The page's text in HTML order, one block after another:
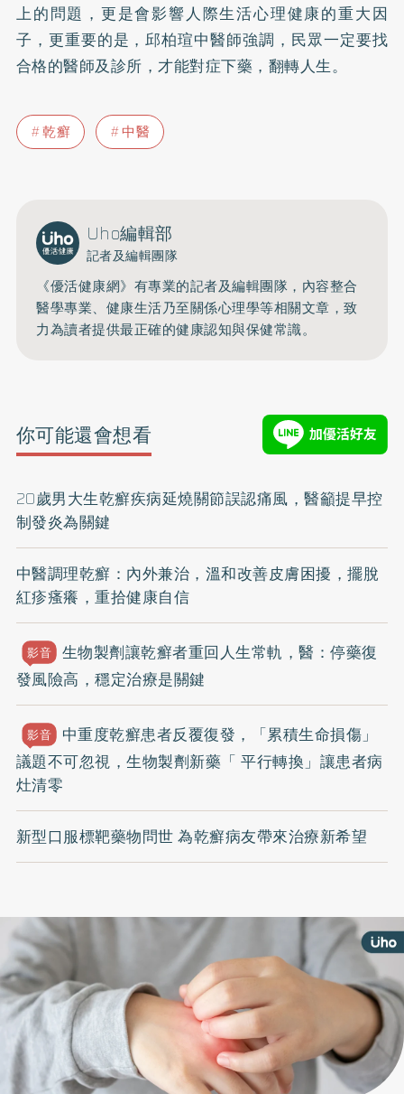
上的問題，更是會影響人際生活心理健康的重大因
子，更重要的是，邱柏瑄中醫師強調，民眾一定要找
合格的醫師及診所，才能對症下藥，翻轉人生。
乾癬 中醫
Uho編輯部
記者及編輯團隊
《優活健康網》有專業的記者及編輯團隊，內容整合
醫學專業、健康生活乃至關係心理學等相關文章，致
力為讀者提供最正確的健康認知與保健常識。
你可能還會想看
20歲男大生乾癬疾病延燒關節誤認痛風，醫籲提早控
制發炎為關鍵
中醫調理乾癬：內外兼治，溫和改善皮膚困擾，擺脫
紅疹瘙癢，重拾健康自信
影音
生物製劑讓乾癬者重回人生常軌，醫：停藥復
發風險高，穩定治療是關鍵
影音
中重度乾癬患者反覆復發，「累積生命損傷」
議題不可忽視，生物製劑新藥「 平行轉換」讓患者病
灶清零
新型口服標靶藥物問世 為乾癬病友帶來治療新希望